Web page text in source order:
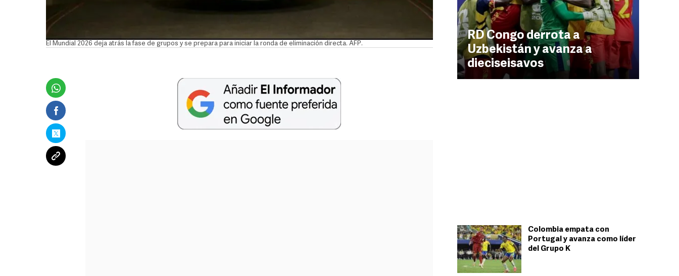
RD Congo derrota a
Uzbekistán y avanza a
dieciseisavos
Colombia empata con
Portugal y avanza como líder
del Grupo K
El Mundial 2026 deja atrás la fase de grupos y se prepara para iniciar la ronda de eliminación directa. AFP.